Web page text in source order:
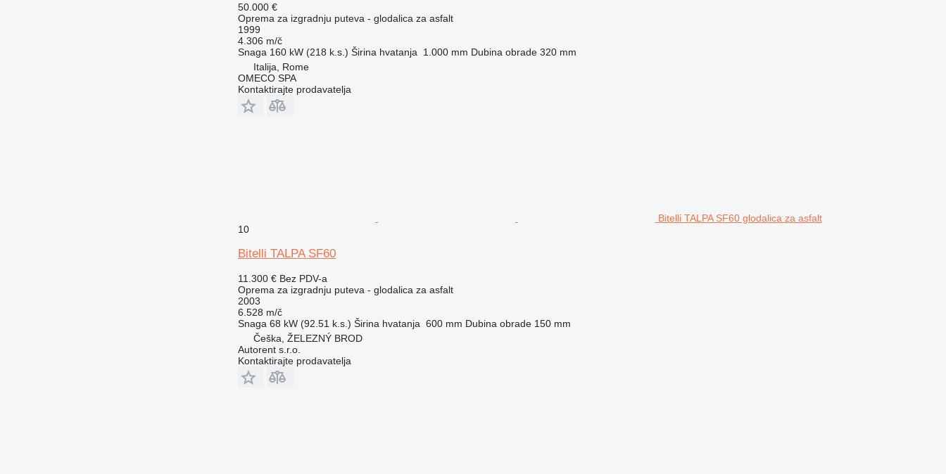
50.000 €
Oprema za izgradnju puteva - glodalica za asfalt
1999
4.306 m/č
Snaga 160 kW (218 k.s.) Širina hvatanja 1.000 mm Dubina obrade 320 mm
Italija, Rome
OMECO SPA
Kontaktirajte prodavatelja
Bitelli TALPA SF60 glodalica za asfalt
10
Bitelli TALPA SF60
11.300 € Bez PDV-a
Oprema za izgradnju puteva - glodalica za asfalt
2003
6.528 m/č
Snaga 68 kW (92.51 k.s.) Širina hvatanja 600 mm Dubina obrade 150 mm
Češka, ŽELEZNÝ BROD
Autorent s.r.o.
Kontaktirajte prodavatelja